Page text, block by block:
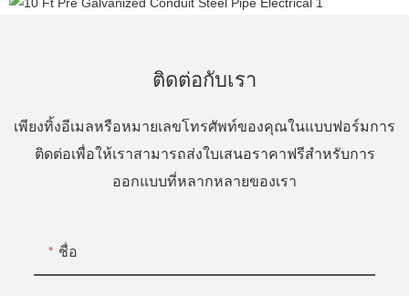
ติดต่อกับเรา
เพียงทิ้งอีเมลหรือหมายเลขโทรศัพท์ของคุณในแบบฟอร์มการ
ติดต่อเพื่อให้เราสามารถส่งใบเสนอราคาฟรีสำหรับการ
ออกแบบที่หลากหลายของเรา
ชื่อ